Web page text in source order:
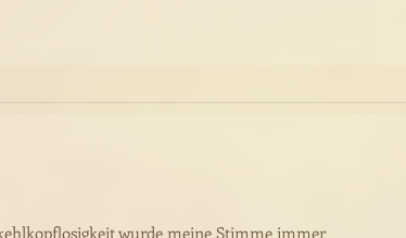
wurde meine Stimme immer